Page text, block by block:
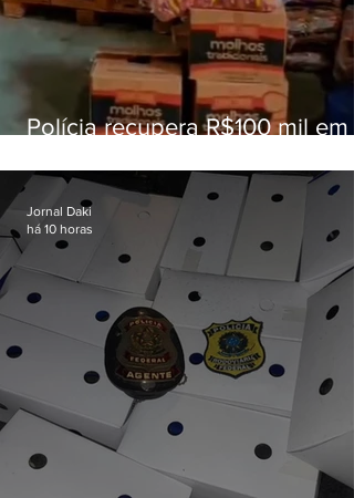
Polícia recupera R$100 mil em
Fluminense
Jornal Daki
há 10 horas